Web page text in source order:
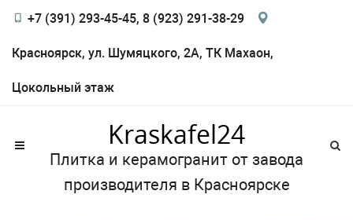
+7 (391) 293-45-45, 8 (923) 291-38-29
Красноярск, ул. Шумяцкого, 2А, ТК Махаон,
Цокольный этаж
Kraskafel24
Плитка и керамогранит от завода
производителя в Красноярске